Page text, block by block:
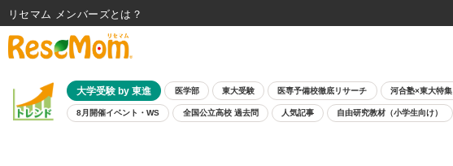
大学受験 by 東進 医学部 東大受験 医専予備校徹底リサーチ 河合塾×東大特集
8月開催イベント・WS 全国公立高校 過去問 人気記事 自由研究教材（小学生向け）
リセマム メンバーズ